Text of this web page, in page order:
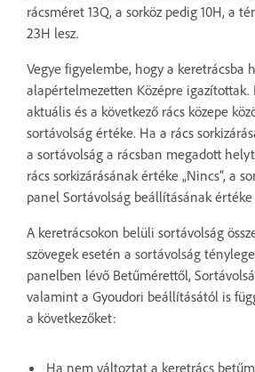
rácsméret 13Q, a sorköz pedig 10H, a
23H lesz.
Vegye figyelembe, hogy a keretrácsba
alapértelmezetten Középre igazítottak.
aktuális és a következő rács közepe
sortávolság értéke. Ha a rács
a sortávolság a rácsban megadott
rács sorkizárásának értéke „Nincs”, a
panel Sortávolság beállításának
A keretrácsokon belüli sortávolság
szövegek esetén a sortávolság
panelben lévő Betűmérettől,
valamint a Gyoudori beállításától is
a következőket:
Ha nem változtat a keretrács